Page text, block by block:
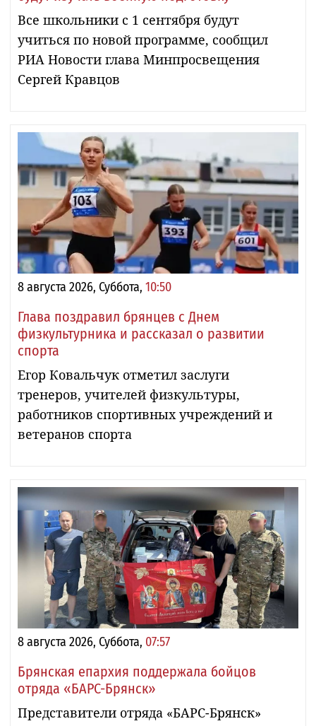
Все школьники с 1 сентября будут
учиться по новой программе, сообщил
РИА Новости глава Минпросвещения
Сергей Кравцов
8 августа 2026, Суббота, 10:50
Глава поздравил брянцев с Днем
физкультурника и рассказал о развитии
спорта
Егор Ковальчук отметил заслуги
тренеров, учителей физкультуры,
работников спортивных учреждений и
ветеранов спорта
8 августа 2026, Суббота, 07:57
Брянская епархия поддержала бойцов
отряда «БАРС-Брянск»
Представители отряда «БАРС-Брянск»